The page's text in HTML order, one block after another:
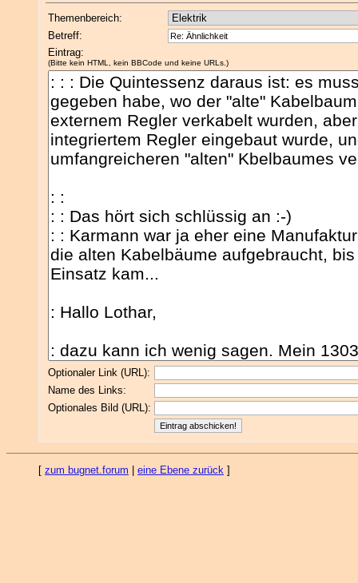
Themenbereich:
Betreff:
Eintrag:
(Bitte kein HTML, kein BBCode und keine URLs.)
Optionaler Link (URL):
Name des Links:
Optionales Bild (URL):
[ zum bugnet.forum eine Ebene zurück ]